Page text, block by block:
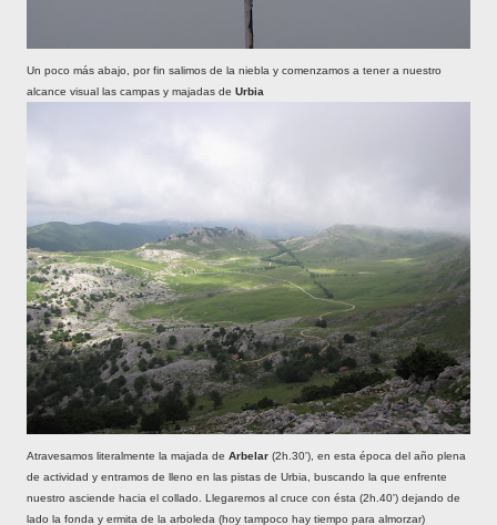
Un poco más abajo, por fin salimos de la niebla y comenzamos a tener a nuestro
alcance visual las campas y majadas de Urbia
Atravesamos literalmente la majada de Arbelar (2h.30'), en esta época del año plena
de actividad y entramos de lleno en las pistas de Urbia, buscando la que enfrente
nuestro asciende hacia el collado. Llegaremos al cruce con ésta (2h.40') dejando de
lado la fonda y ermita de la arboleda (hoy tampoco hay tiempo para almorzar)